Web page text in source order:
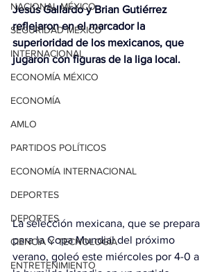
NACIONAL MÉXICO
SEGURIDAD MÉXICO
INTERNACIONAL
ECONOMÍA MÉXICO
ECONOMÍA
AMLO
PARTIDOS POLÍTICOS
ECONOMÍA INTERNACIONAL
DEPORTES
DEPORTES
CIENCIA Y TECNOLOGÍA
ENTRETENIMIENTO
Jesús Gallardo y Brian Gutiérrez
reflejaron en el marcador la
superioridad de los mexicanos, que
jugaron con figuras de la liga local.
La selección mexicana, que se prepara
para la Copa Mundial del próximo
verano, goleó este miércoles por 4-0 a